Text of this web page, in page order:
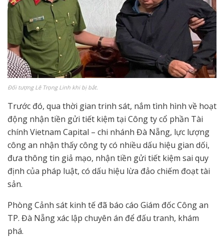
Đối tượng Lê Trọng Linh khi bị bắt.
Trước đó, qua thời gian trinh sát, nắm tình hình về hoạt
động nhận tiền gửi tiết kiệm tại Công ty cổ phần Tài
chính Vietnam Capital – chi nhánh Đà Nẵng, lực lượng
công an nhận thấy công ty có nhiều dấu hiệu gian dối,
đưa thông tin giả mạo, nhận tiền gửi tiết kiệm sai quy
định của pháp luật, có dấu hiệu lừa đảo chiếm đoạt tài
sản.
Phòng Cảnh sát kinh tế đã báo cáo Giám đốc Công an
TP. Đà Nẵng xác lập chuyên án để đấu tranh, khám
phá.